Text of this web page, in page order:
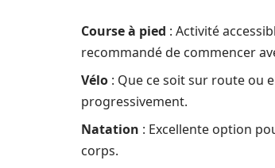
Course à pied : Activité
recommandé de commencer
Vélo : Que ce soit sur route ou
progressivement.
Natation : Excellente option
corps.